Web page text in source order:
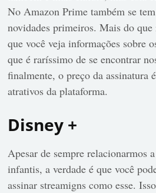
No Amazon Prime também se
novidades primeiros. Mais do
que você veja informações sobre
que é raríssimo de se encontrar
finalmente, o preço da assinatura
atrativos da plataforma.
Disney +
Apesar de sempre relacionarmos
infantis, a verdade é que você
assinar streamigns como esse.